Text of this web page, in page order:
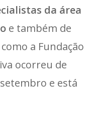
da área
e também de
a Fundação
ocorreu de
e está